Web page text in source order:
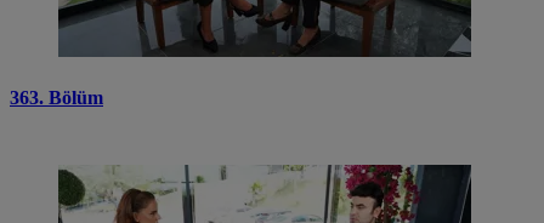
363. Bölüm